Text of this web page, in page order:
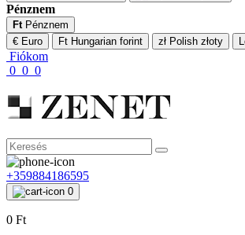
Pénznem
Ft Pénznem
€ Euro
Ft Hungarian forint zł Polish złoty
Fiókom
0 0 0
+359884186595
0
0 Ft